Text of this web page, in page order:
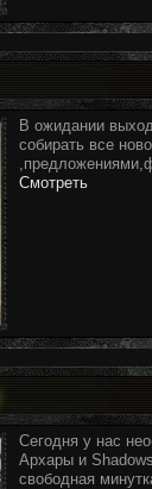
В ожидании
собирать все
Смотреть
Сегодня у нас
Архары и
свободная